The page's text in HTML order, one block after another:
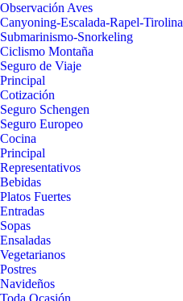
Observación Aves
Canyoning-Escalada-Rapel-Tirolina
Submarinismo-Snorkeling
Ciclismo Montaña
Seguro de Viaje
Principal
Cotización
Seguro Schengen
Seguro Europeo
Cocina
Principal
Representativos
Bebidas
Platos Fuertes
Entradas
Sopas
Ensaladas
Vegetarianos
Postres
Navideños
Toda Ocasión